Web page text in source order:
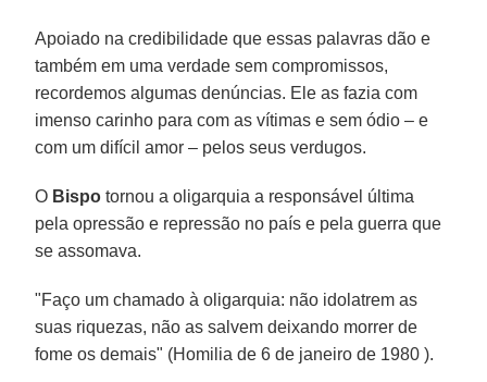
Apoiado na credibilidade que essas palavras dão e
também em uma verdade sem compromissos,
recordemos algumas denúncias. Ele as fazia com
imenso carinho para com as vítimas e sem ódio – e
com um difícil amor – pelos seus verdugos.
O Bispotornou a oligarquia a responsável última
pela opressão e repressão no país e pela guerra que
se assomava.
"Faço um chamado à oligarquia: não idolatrem as
suas riquezas, não as salvem deixando morrer de
fome os demais" (Homilia de 6 de janeiro de 1980 ).